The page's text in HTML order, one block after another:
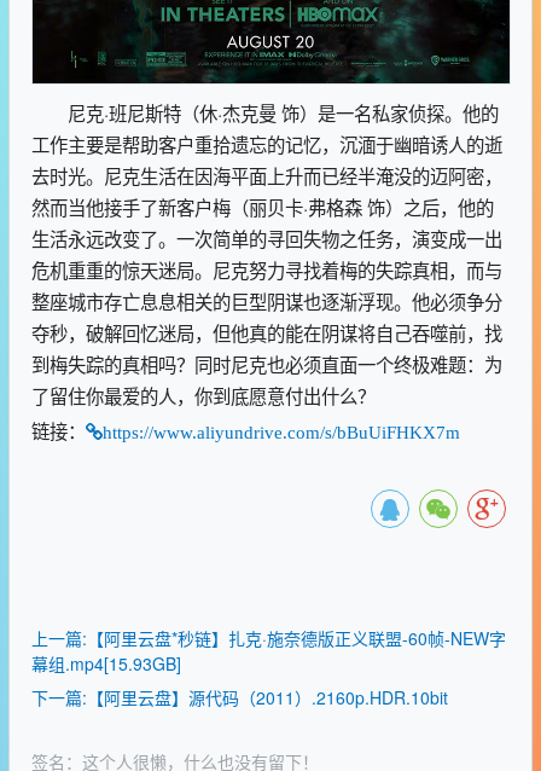
尼克·班尼斯特（休·杰克曼 饰）是一名私家侦探。他的
工作主要是帮助客户重拾遗忘的记忆，沉湎于幽暗诱人的逝
去时光。尼克生活在因海平面上升而已经半淹没的迈阿密，
然而当他接手了新客户梅（丽贝卡·弗格森 饰）之后，他的
生活永远改变了。一次简单的寻回失物之任务，演变成一出
危机重重的惊天迷局。尼克努力寻找着梅的失踪真相，而与
整座城市存亡息息相关的巨型阴谋也逐渐浮现。他必须争分
夺秒，破解回忆迷局，但他真的能在阴谋将自己吞噬前，找
到梅失踪的真相吗？同时尼克也必须直面一个终极难题：为
了留住你最爱的人，你到底愿意付出什么？
链接：
https://www.aliyundrive.com/s/bBuUiFHKX7m
上一篇:【阿里云盘*秒链】扎克·施奈德版正义联盟-60帧-NEW字
幕组.mp4[15.93GB]
下一篇:【阿里云盘】源代码（2011）.2160p.HDR.10bit
签名：这个人很懒，什么也没有留下！